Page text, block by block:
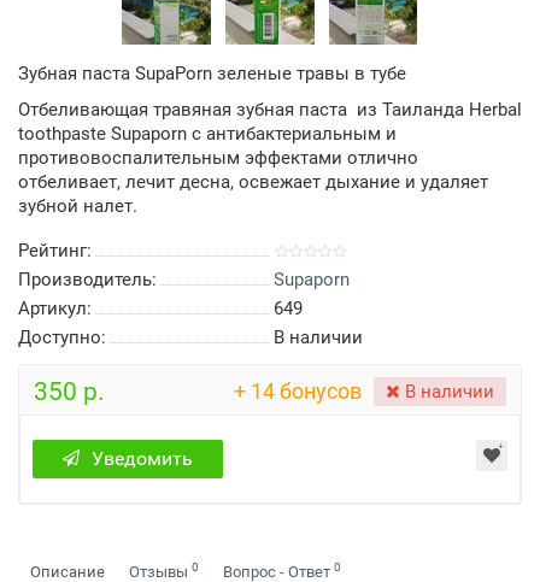
Зубная паста SupaPorn зеленые травы в тубе
Отбеливающая травяная зубная паста из Таиланда Herbal
toothpaste Supaporn с антибактериальным и
противовоспалительным эффектами отлично
отбеливает, лечит десна, освежает дыхание и удаляет
зубной налет.
Рейтинг:
Производитель:
Supaporn
Артикул:
649
Доступно:
В наличии
350 р. + 14 бонусов В наличии
Уведомить
Описание Отзывы 0 Вопрос - Ответ 0